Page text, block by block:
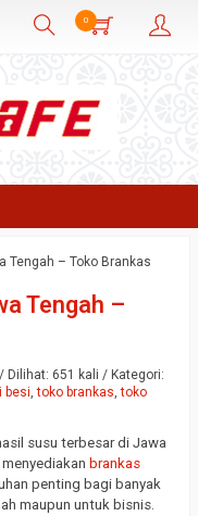
0
Tengah – Toko Brankas
Tengah –
Dilihat: 651 kali / Kategori:
besi,toko brankas,toko
susu terbesar di Jawa
brankas
penting bagi banyak
maupun untuk bisnis.